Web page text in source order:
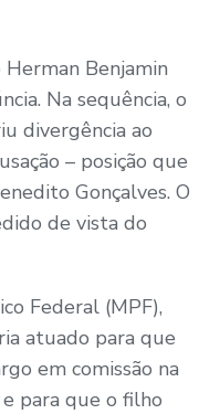
Benjamin
Na sequência, o
divergência ao
– posição que
Gonçalves. O
de vista do
Federal (MPF),
atuado para que
em comissão na
para que o filho